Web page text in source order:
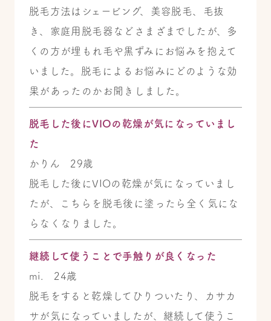
脱毛方法はシェービング、美容脱毛、毛抜
き、家庭用脱毛器などさまざまでしたが、多
くの方が埋もれ毛や黒ずみにお悩みを抱えて
いました。脱毛によるお悩みにどのような効
果があったのかお聞きしました。
脱毛した後にVIOの乾燥が気になっていまし
た
かりん 29歳
脱毛した後にVIOの乾燥が気になっていまし
たが、こちらを脱毛後に塗ったら全く気にな
らなくなりました。
継続して使うことで手触りが良くなった
mi. 24歳
脱毛をすると乾燥してひりついたり、カサカ
サが気になっていましたが、継続して使うこ